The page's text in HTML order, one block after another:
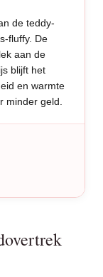
de teddy-
fluffy. De
aan de
blijft het
en warmte
minder geld.